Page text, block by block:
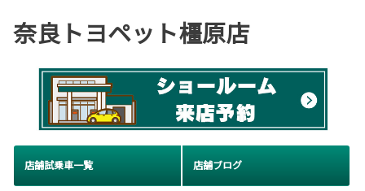
奈良トヨペット橿原店
店舗試乗車一覧 店舗ブログ